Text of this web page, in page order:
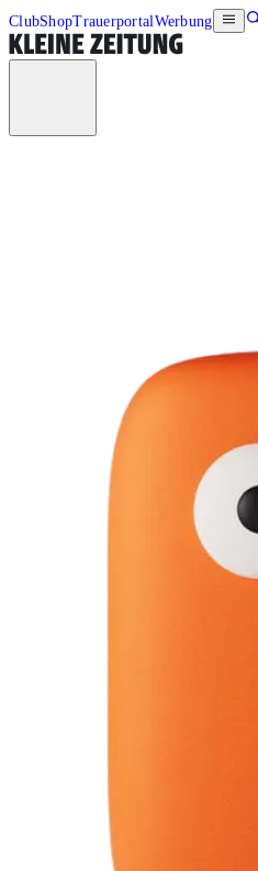
ClubShopTrauerportalWerbung